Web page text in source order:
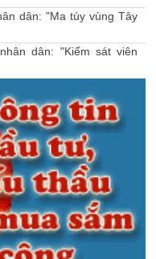
dân: "Ma túy vùng Tây
dân: "Kiểm sát viên